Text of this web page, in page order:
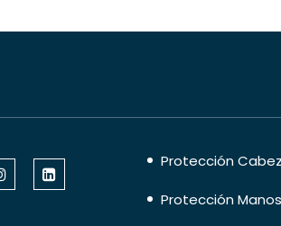
Protección
Protección Manos